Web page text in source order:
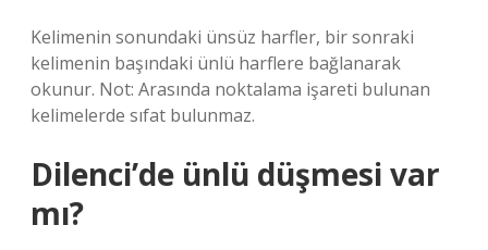
Kelimenin sonundaki ünsüz harfler, bir sonraki
kelimenin başındaki ünlü harflere bağlanarak
okunur. Not: Arasında noktalama işareti bulunan
kelimelerde sıfat bulunmaz.
Dilenci’de ünlü düşmesi var
mı?